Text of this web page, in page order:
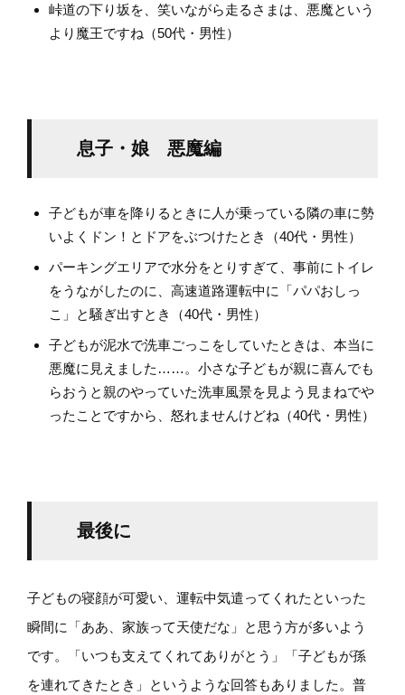
峠道の下り坂を、笑いながら走るさまは、悪魔という
より魔王ですね（50代・男性）
息子・娘 悪魔編
子どもが車を降りるときに人が乗っている隣の車に勢
いよくドン！とドアをぶつけたとき（40代・男性）
パーキングエリアで水分をとりすぎて、事前にトイレ
をうながしたのに、高速道路運転中に「パパおしっ
こ」と騒ぎ出すとき（40代・男性）
子どもが泥水で洗車ごっこをしていたときは、本当に
悪魔に見えました……。小さな子どもが親に喜んでも
らおうと親のやっていた洗車風景を見よう見まねでや
ったことですから、怒れませんけどね（40代・男性）
最後に
子どもの寝顔が可愛い、運転中気遣ってくれたといった
瞬間に「ああ、家族って天使だな」と思う方が多いよう
です。「いつも支えてくれてありがとう」「子どもが孫
を連れてきたとき」というような回答もありました。普